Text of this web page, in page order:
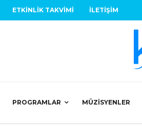
ETKINLIK TAKVIMI İLETIŞIM
PROGRAMLAR MÜZISYENLER